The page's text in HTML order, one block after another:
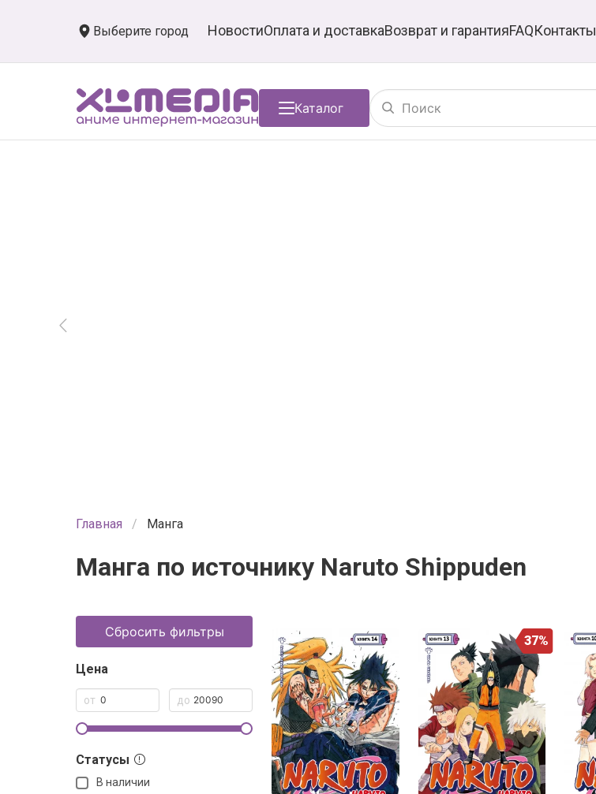
Выберите город НовостиОплата и доставкаВозврат и гарантияFAQКонтакты
Каталог
Главная Манга
Манга по источнику Naruto Shippuden
Сбросить фильтры
Цена
Статусы
В наличии
37%